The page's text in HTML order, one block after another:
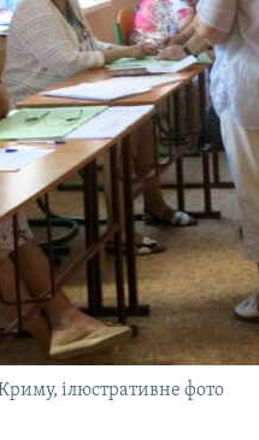
ілюстративне фото